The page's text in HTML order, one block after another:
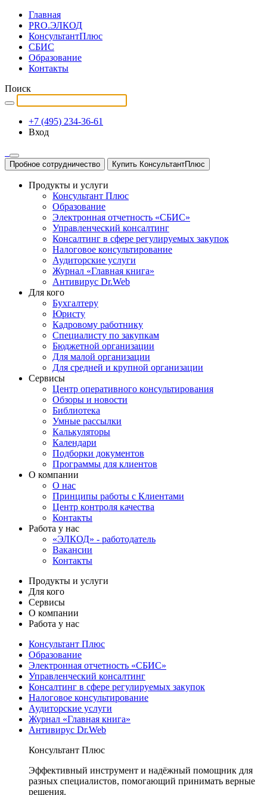
Главная
PRO.ЭЛКОД
КонсультантПлюс
СБИС
Образование
Контакты
Поиск
+7 (495) 234-36-61
Вход
Пробное сотрудничество Купить КонсультантПлюс
Продукты и услуги
Консультант Плюс
Образование
Электронная отчетность «СБИС»
Управленческий консалтинг
Консалтинг в сфере регулируемых закупок
Налоговое консультирование
Аудиторские услуги
Журнал «Главная книга»
Антивирус Dr.Web
Для кого
Бухгалтеру
Юристу
Кадровому работнику
Специалисту по закупкам
Бюджетной организации
Для малой организации
Для средней и крупной организации
Сервисы
Центр оперативного консультирования
Обзоры и новости
Библиотека
Умные рассылки
Калькуляторы
Календари
Подборки документов
Программы для клиентов
О компании
О нас
Принципы работы с Клиентами
Центр контроля качества
Контакты
Работа у нас
«ЭЛКОД» - работодатель
Вакансии
Контакты
Продукты и услуги
Для кого
Сервисы
О компании
Работа у нас
Консультант Плюс
Образование
Электронная отчетность «СБИС»
Управленческий консалтинг
Консалтинг в сфере регулируемых закупок
Налоговое консультирование
Аудиторские услуги
Журнал «Главная книга»
Антивирус Dr.Web
Консультант Плюс
Эффективный инструмент и надёжный помощник для
разных специалистов, помогающий принимать верные
решения.